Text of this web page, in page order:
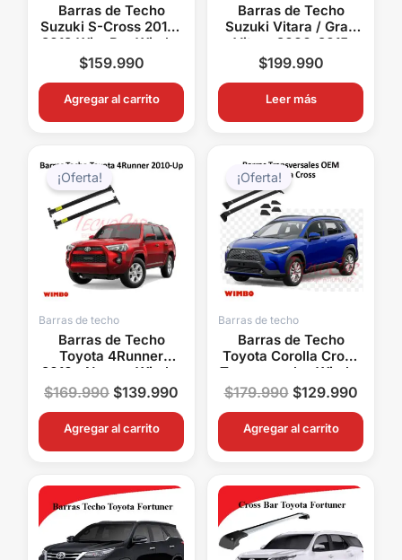
Barras de Techo
Suzuki S-Cross 2014-
2019 WingBar Wimbo
Aluminio OEM con
Llaves
$159.990
Agregar al carrito
Barras de Techo
Suzuki Vitara / Gran
Vitara 2006-2015
WingBar Wimbo
Aluminio OEM con
Llaves
$199.990
Leer más
¡Oferta!
Barras de techo
Barras de Techo
Toyota 4Runner
2010+ Negras Wimbo
Aluminio OEM Sin
Perforación
$169.990
precio
original
era:
$169.990.
$139.990
precio
$139.990.
Agregar al carrito
¡Oferta!
Barras de techo
Barras de Techo
Toyota Corolla Cross
Transversales Wimbo
Aluminio OEM Sin
Perforación
$179.990
precio
$179.990.
$129.990
Agregar al carrito